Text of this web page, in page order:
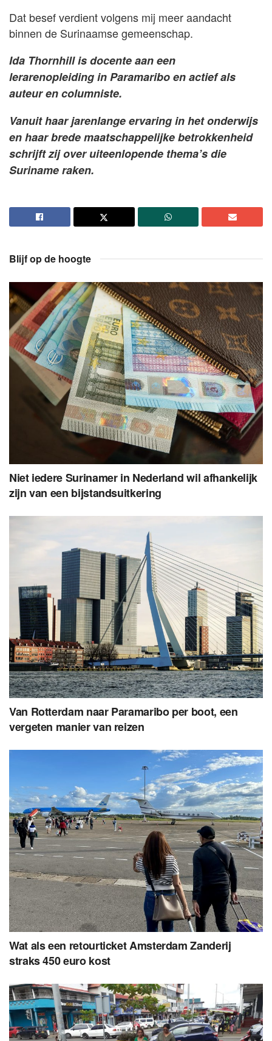
Dat besef verdient volgens mij meer aandacht
binnen de Surinaamse gemeenschap.
Ida Thornhill is docente aan een
lerarenopleiding in Paramaribo en actief als
auteur en columniste.
Vanuit haar jarenlange ervaring in het onderwijs
en haar brede maatschappelijke betrokkenheid
schrijft zij over uiteenlopende thema’s die
Suriname raken.
Blijf op de hoogte
Niet iedere Surinamer in Nederland wil afhankelijk
zijn van een bijstandsuitkering
Van Rotterdam naar Paramaribo per boot, een
vergeten manier van reizen
Wat als een retourticket Amsterdam Zanderij
straks 450 euro kost